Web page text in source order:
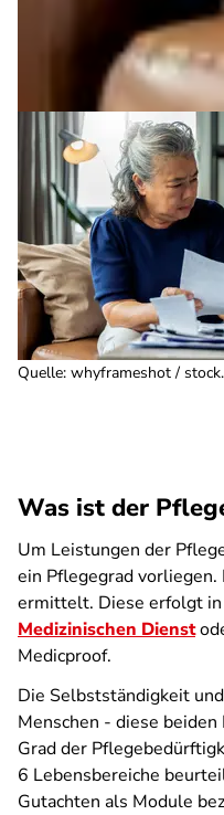
Quelle: whyframeshot /
Was ist der
Um Leistungen der
ein Pflegegrad
ermittelt. Diese erfolgt in
Medizinischen Dienst
Medicproof.
Die Selbstständigkeit
Menschen - diese
Grad der
6 Lebensbereiche
Gutachten als Module